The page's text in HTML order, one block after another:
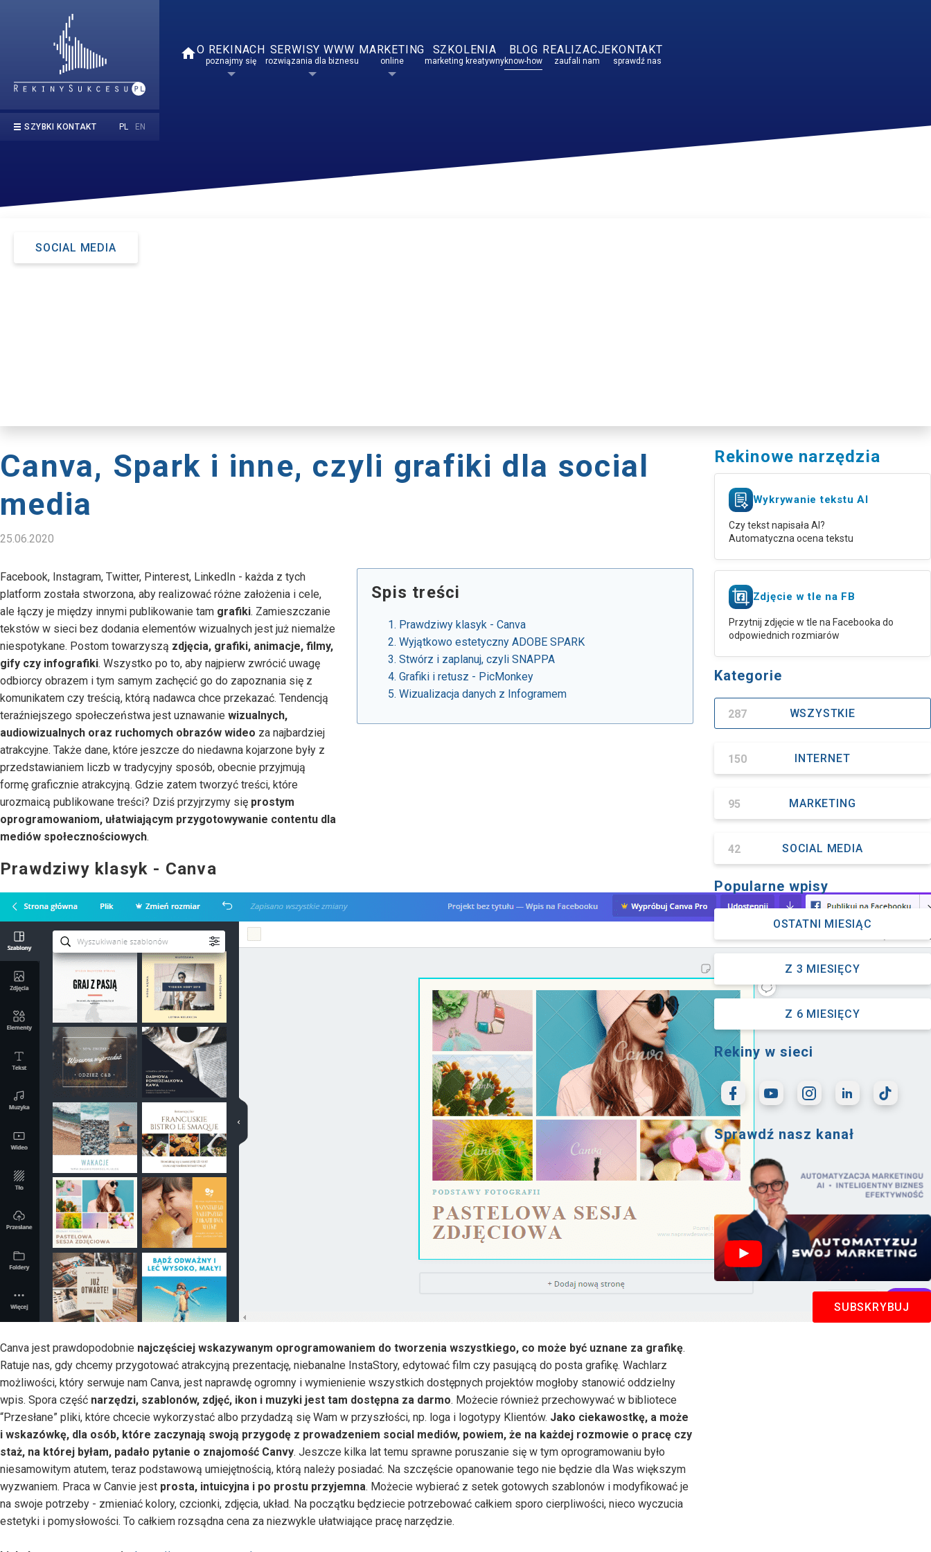
SZYBKI KONTAKT PL EN
homeO REKINACH
poznajmy się
SERWISY WWW
rozwiązania dla biznesu
MARKETING
online
SZKOLENIA
marketing kreatywny
BLOG
know-how
REALIZACJE
zaufali nam
KONTAKT
sprawdź nas
SOCIAL MEDIA
Canva, Spark i inne, czyli grafiki dla social
media
25.06.2020
Facebook, Instagram, Twitter, Pinterest, LinkedIn - każda z tych
platform została stworzona, aby realizować różne założenia i cele,
ale łączy je między innymi publikowanie tam grafiki. Zamieszczanie
tekstów w sieci bez dodania elementów wizualnych jest już niemalże
niespotykane. Postom towarzyszą zdjęcia, grafiki, animacje, filmy,
gify czy infografiki. Wszystko po to, aby najpierw zwrócić uwagę
odbiorcy obrazem i tym samym zachęcić go do zapoznania się z
komunikatem czy treścią, którą nadawca chce przekazać. Tendencją
teraźniejszego społeczeństwa jest uznawanie wizualnych,
audiowizualnych oraz ruchomych obrazów wideo za najbardziej
atrakcyjne. Także dane, które jeszcze do niedawna kojarzone były z
przedstawianiem liczb w tradycyjny sposób, obecnie przyjmują
formę graficznie atrakcyjną. Gdzie zatem tworzyć treści, które
urozmaicą publikowane treści? Dziś przyjrzymy się prostym
oprogramowaniom, ułatwiającym przygotowywanie contentu dla
mediów społecznościowych.
Spis treści
Prawdziwy klasyk - Canva
Wyjątkowo estetyczny ADOBE SPARK
Stwórz i zaplanuj, czyli SNAPPA
Grafiki i retusz - PicMonkey
Wizualizacja danych z Infogramem
Prawdziwy klasyk - Canva
Canva jest prawdopodobnie najczęściej wskazywanym oprogramowaniem do tworzenia wszystkiego, co może być uznane za grafikę.
Ratuje nas, gdy chcemy przygotować atrakcyjną prezentację, niebanalne InstaStory, edytować film czy pasującą do posta grafikę. Wachlarz
możliwości, który serwuje nam Canva, jest naprawdę ogromny i wymienienie wszystkich dostępnych projektów mogłoby stanowić oddzielny
wpis. Spora część narzędzi, szablonów, zdjęć, ikon i muzyki jest tam dostępna za darmo. Możecie również przechowywać w bibliotece
“Przesłane” pliki, które chcecie wykorzystać albo przydadzą się Wam w przyszłości, np. loga i logotypy Klientów. Jako ciekawostkę, a może
i wskazówkę, dla osób, które zaczynają swoją przygodę z prowadzeniem social mediów, powiem, że na każdej rozmowie o pracę czy
staż, na której byłam, padało pytanie o znajomość Canvy. Jeszcze kilka lat temu sprawne poruszanie się w tym oprogramowaniu było
niesamowitym atutem, teraz podstawową umiejętnością, którą należy posiadać. Na szczęście opanowanie tego nie będzie dla Was większym
wyzwaniem. Praca w Canvie jest prosta, intuicyjna i po prostu przyjemna. Możecie wybierać z setek gotowych szablonów i modyfikować je
na swoje potrzeby - zmieniać kolory, czcionki, zdjęcia, układ. Na początku będziecie potrzebować całkiem sporo cierpliwości, nieco wyczucia
estetyki i pomysłowości. To całkiem rozsądna cena za niezwykle ułatwiające pracę narzędzie.
Rekinowe narzędzia
Wykrywanie tekstu AI
Czy tekst napisała AI?
Automatyczna ocena tekstu
Zdjęcie w tle na FB
Przytnij zdjęcie w tle na Facebooka do
odpowiednich rozmiarów
Kategorie
WSZYSTKIE
287
INTERNET
150
MARKETING
95
SOCIAL MEDIA
42
Popularne wpisy
OSTATNI MIESIĄC
Z 3 MIESIĘCY
Z 6 MIESIĘCY
Rekiny w sieci
Sprawdź nasz kanał
SUBSKRYBUJ